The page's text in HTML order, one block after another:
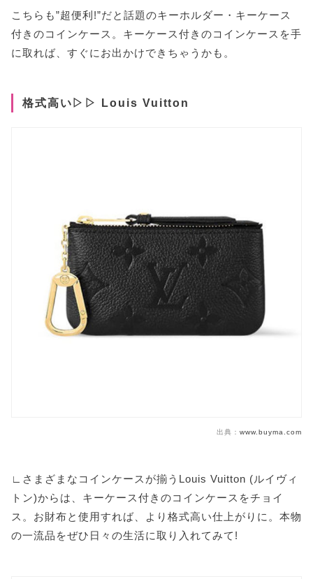
こちらも”超便利!”だと話題のキーホルダー・キーケース
付きのコインケース。キーケース付きのコインケースを手
に取れば、すぐにお出かけできちゃうかも。
格式高い▷▷ Louis Vuitton
出典： www.buyma.com
∟さまざまなコインケースが揃うLouis Vuitton (ルイヴィ
トン)からは、キーケース付きのコインケースをチョイ
ス。お財布と使用すれば、より格式高い仕上がりに。本物
の一流品をぜひ日々の生活に取り入れてみて!